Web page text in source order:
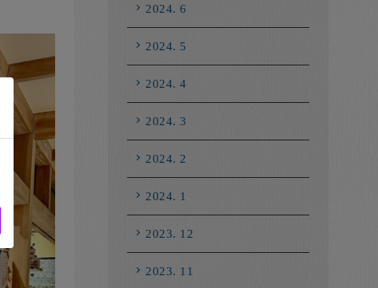
2024. 6
2024. 5
2024. 4
2024. 3
2024. 2
2024. 1
2023. 12
2023. 11